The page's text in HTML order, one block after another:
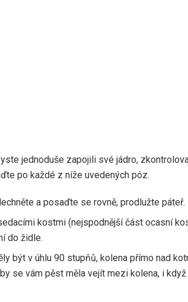
jednoduše zapojili své jádro,
po každé z níže uvedených póz.
a posaďte se rovně, prodlužte páteř.
kostmi (nejspodnější část ocasní
do židle.
být v úhlu 90 stupňů, kolena přímo nad
se vám pěst měla vejít mezi kolena, i